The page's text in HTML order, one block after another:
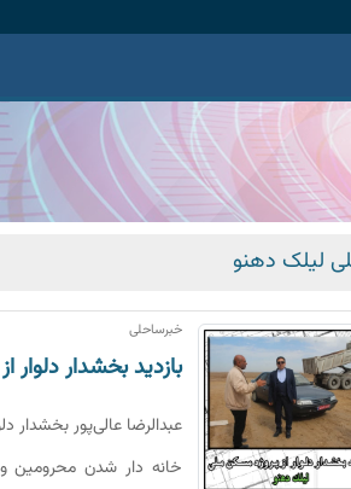
لیلک دهنو
خبرساحلی
بازدید بخشدار
عبدالرضا عالی‌پور
خانه دار شدن محرومین